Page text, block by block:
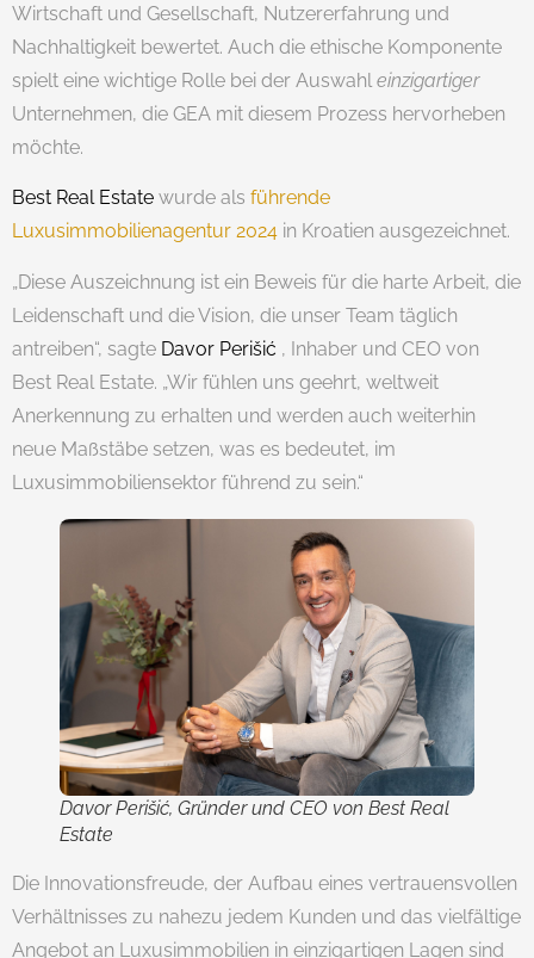
Wirtschaft und Gesellschaft, Nutzererfahrung und
Nachhaltigkeit bewertet. Auch die ethische Komponente
spielt eine wichtige Rolle bei der Auswahl einzigartiger
Unternehmen, die GEA mit diesem Prozess hervorheben
möchte.
Best Real Estate wurde als führende
Luxusimmobilienagentur 2024 in Kroatien ausgezeichnet.
„Diese Auszeichnung ist ein Beweis für die harte Arbeit, die
Leidenschaft und die Vision, die unser Team täglich
antreiben“, sagte Davor Perišić , Inhaber und CEO von
Best Real Estate. „Wir fühlen uns geehrt, weltweit
Anerkennung zu erhalten und werden auch weiterhin
neue Maßstäbe setzen, was es bedeutet, im
Luxusimmobiliensektor führend zu sein.“
Davor Perišić, Gründer und CEO von Best Real
Estate
Die Innovationsfreude, der Aufbau eines vertrauensvollen
Verhältnisses zu nahezu jedem Kunden und das vielfältige
Angebot an Luxusimmobilien in einzigartigen Lagen sind